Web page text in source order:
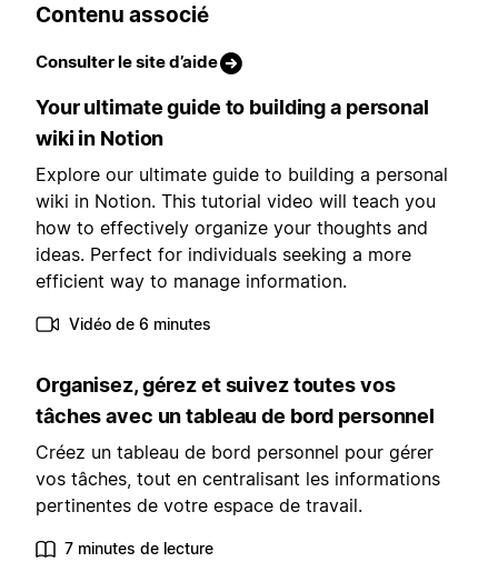
Contenu associé
Consulter le site d’aide
Your ultimate guide to building a personal
wiki in Notion
Explore our ultimate guide to building a personal
wiki in Notion. This tutorial video will teach you
how to effectively organize your thoughts and
ideas. Perfect for individuals seeking a more
efficient way to manage information.
Vidéo de 6 minutes
Organisez, gérez et suivez toutes vos
tâches avec un tableau de bord personnel
Créez un tableau de bord personnel pour gérer
vos tâches, tout en centralisant les informations
pertinentes de votre espace de travail.
7 minutes de lecture